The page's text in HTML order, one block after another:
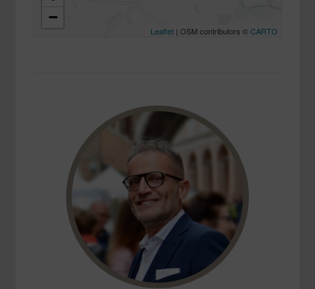
−
Leaflet| OSM contributors ©CARTO